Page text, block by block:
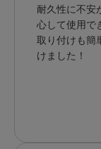
耐久性に不安
心して使用で
取り付けも簡
けました！